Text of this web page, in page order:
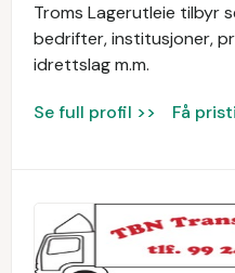
Troms Lagerutleie tilbyr
bedrifter, institusjoner,
idrettslag m.m.
Se full profil >> Få